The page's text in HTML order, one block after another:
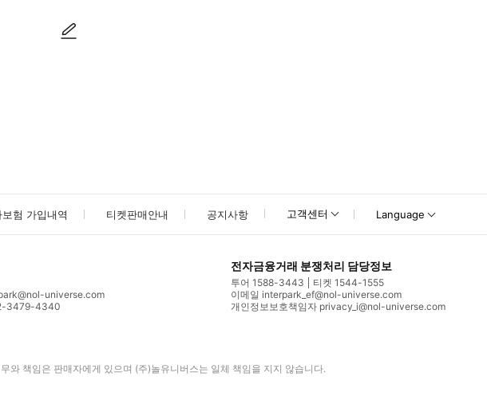
보험 가입내역 티켓판매안내 공지사항 고객센터 Language
universe.com
3479-4340
전자금융거래 분쟁처리 담당정보
투어 1588-3443
티켓 1544-1555
이메일 interpark_ef@nol-universe.com
개인정보보호책임자 privacy_i@nol-universe.com
와 책임은 판매자에게 있으며 (주)놀유니버스는 일체 책임을 지지 않습니다.